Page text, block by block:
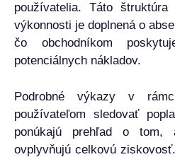
používatelia. Táto
výkonnosti je doplnená o
čo obchodníkom
potenciálnych nákladov.
Podrobné výkazy v
používateľom sledovať
ponúkajú prehľad o tom,
ovplyvňujú celkovú